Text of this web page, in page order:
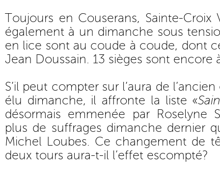
Toujours en Couserans, Sainte-Croix
également à un dimanche sous
en lice sont au coude à coude, dont
Jean Doussain. 13 sièges sont encore
S’il peut compter sur l’aura de
élu dimanche, il affronte la liste «
désormais emmenée par Roselyne
plus de suffrages dimanche dernier
Michel Loubes. Ce changement de
deux tours aura-t-il l’effet escompté?